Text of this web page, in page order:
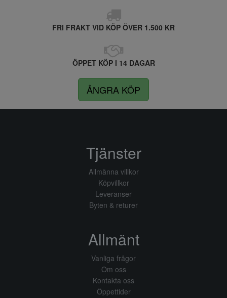
FRI FRAKT VID KÖP ÖVER 1.500 KR
ÖPPET KÖP I 14 DAGAR
ÅNGRA KÖP
Tjänster
Allmänna villkor
Köpvillkor
Leveranser
Byten & returer
Allmänt
Vanliga frågor
Om oss
Kontakta oss
Öppettider